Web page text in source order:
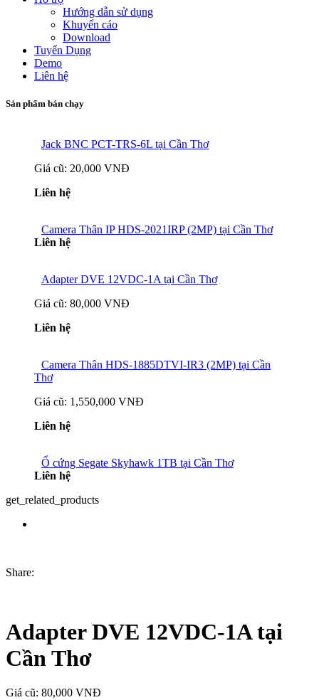
Hướng dẫn sử dụng
Khuyến cáo
Download
Tuyển Dụng
Demo
Liên hệ
Sản phẩm bán chạy
Jack BNC PCT-TRS-6L tại Cần Thơ
Giá cũ: 20,000 VNĐ
Liên hệ
Camera Thân IP HDS-2021IRP (2MP) tại Cần Thơ
Liên hệ
Adapter DVE 12VDC-1A tại Cần Thơ
Giá cũ: 80,000 VNĐ
Liên hệ
Camera Thân HDS-1885DTVI-IR3 (2MP) tại Cần
Thơ
Giá cũ: 1,550,000 VNĐ
Liên hệ
Ổ cứng Segate Skyhawk 1TB tại Cần Thơ
Liên hệ
get_related_products
Share:
Adapter DVE 12VDC-1A tại
Cần Thơ
Giá cũ: 80,000 VNĐ